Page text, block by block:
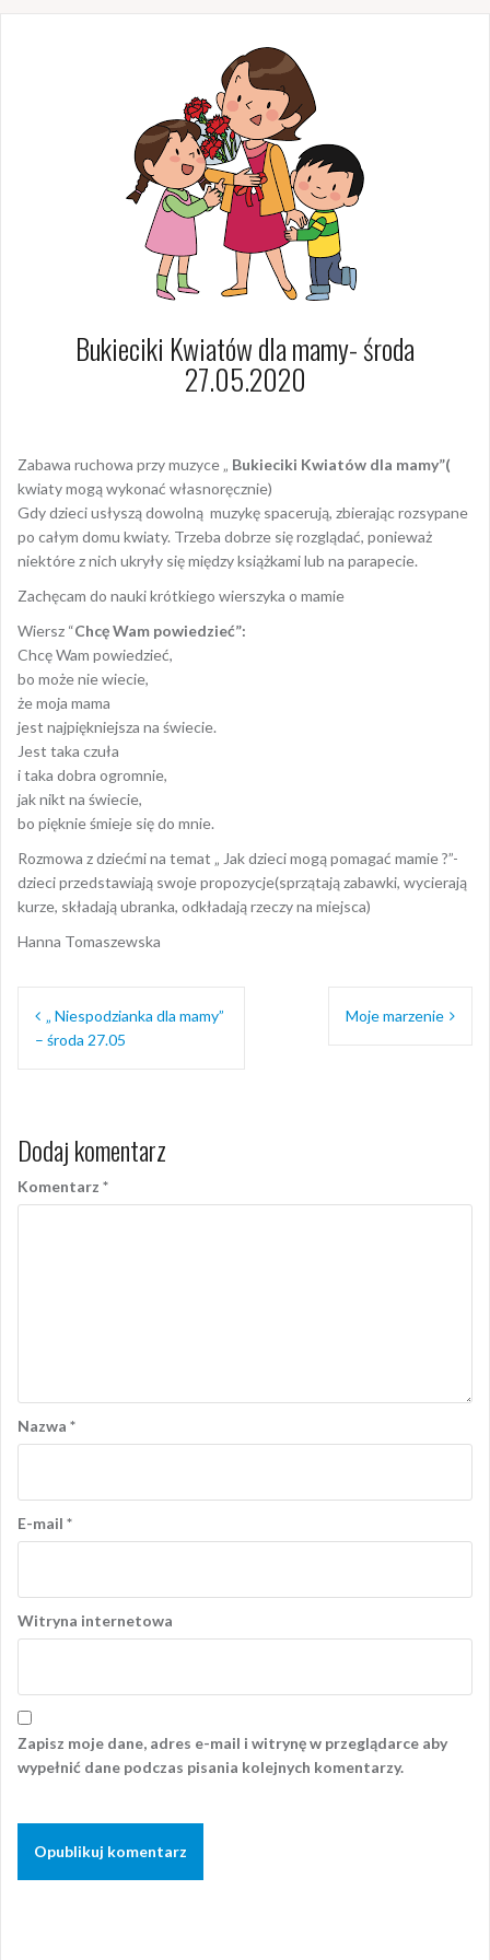
Bukieciki Kwiatów dla mamy- środa
27.05.2020
Zabawa ruchowa przy muzyce „ Bukieciki Kwiatów dla mamy”(
kwiaty mogą wykonać własnoręcznie)
Gdy dzieci usłyszą dowolną muzykę spacerują, zbierając rozsypane
po całym domu kwiaty. Trzeba dobrze się rozglądać, ponieważ
niektóre z nich ukryły się między książkami lub na parapecie.
Zachęcam do nauki krótkiego wierszyka o mamie
Wiersz “Chcę Wam powiedzieć”:
Chcę Wam powiedzieć,
bo może nie wiecie,
że moja mama
jest najpiękniejsza na świecie.
Jest taka czuła
i taka dobra ogromnie,
jak nikt na świecie,
bo pięknie śmieje się do mnie.
Rozmowa z dziećmi na temat „ Jak dzieci mogą pomagać mamie ?”-
dzieci przedstawiają swoje propozycje(sprzątają zabawki, wycierają
kurze, składają ubranka, odkładają rzeczy na miejsca)
Hanna Tomaszewska
Nawigacja
wpisu
„ Niespodzianka dla mamy”
– środa 27.05
Moje marzenie
Dodaj komentarz
Komentarz *
Nazwa *
E-mail *
Witryna internetowa
Zapisz moje dane, adres e-mail i witrynę w przeglądarce aby
wypełnić dane podczas pisania kolejnych komentarzy.